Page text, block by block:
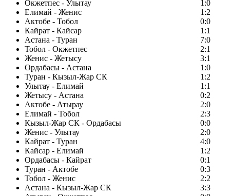
Окжетпес - Улытау
1:0
Елимай - Женис
1:2
Актобе - Тобол
0:0
Кайрат - Кайсар
1:1
Астана - Туран
7:0
Тобол - Окжетпес
2:1
Женис - Жетысу
3:1
Ордабасы - Астана
1:0
Туран - Кызыл-Жар СК
1:2
Улытау - Елимай
1:1
Жетысу - Астана
0:2
Актобе - Атырау
2:0
Елимай - Тобол
2:3
Кызыл-Жар СК - Ордабасы
0:0
Женис - Улытау
2:0
Кайрат - Туран
4:0
Кайсар - Елимай
1:2
Ордабасы - Кайрат
0:1
Туран - Актобе
0:3
Тобол - Женис
2:2
Астана - Кызыл-Жар СК
3:3